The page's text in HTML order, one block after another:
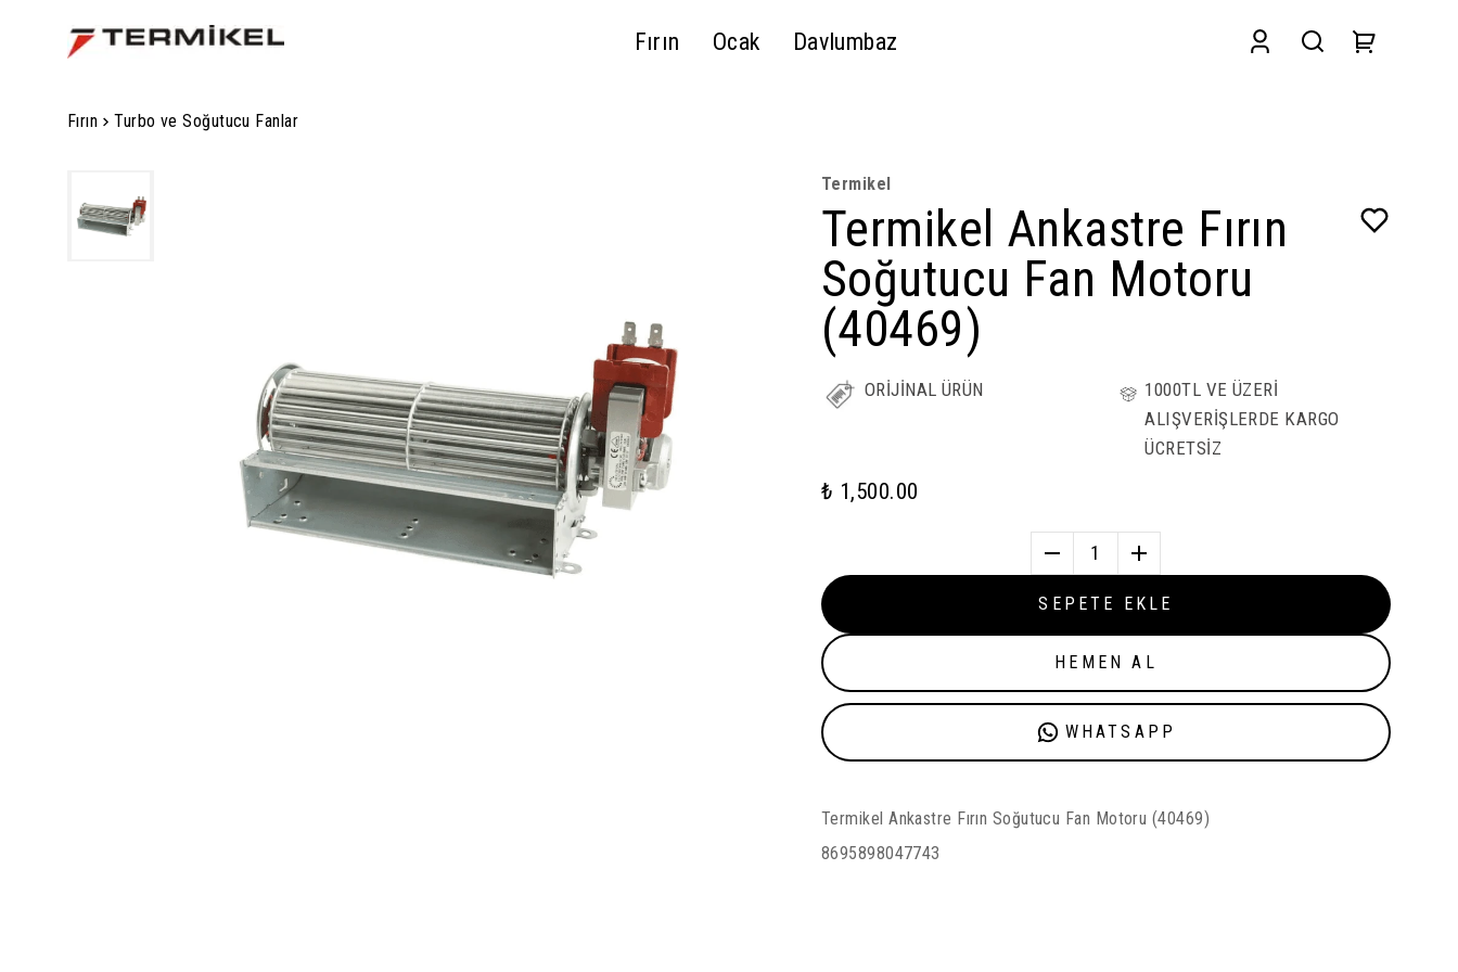
Fırın Ocak Davlumbaz
Fırın Turbo ve Soğutucu Fanlar
Termikel
Termikel Ankastre Fırın
Soğutucu Fan Motoru
(40469)
ORİJİNAL ÜRÜN
1000TL VE ÜZERİ
ALIŞVERİŞLERDE KARGO
ÜCRETSİZ
₺ 1,500.00
1
SEPETE EKLE
HEMEN AL
WHATSAPP
Termikel Ankastre Fırın Soğutucu Fan Motoru (40469)
8695898047743